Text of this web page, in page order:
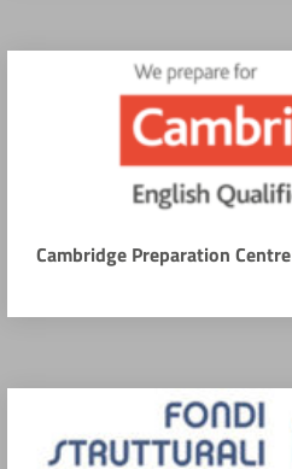
Cambridge Preparation Centre